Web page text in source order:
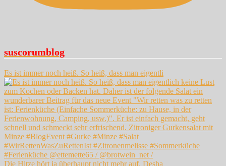
suscorumblog
Es ist immer noch heiß. So heiß, dass man eigentli
Die Hitze hört ja überhaupt nicht mehr auf. Desha